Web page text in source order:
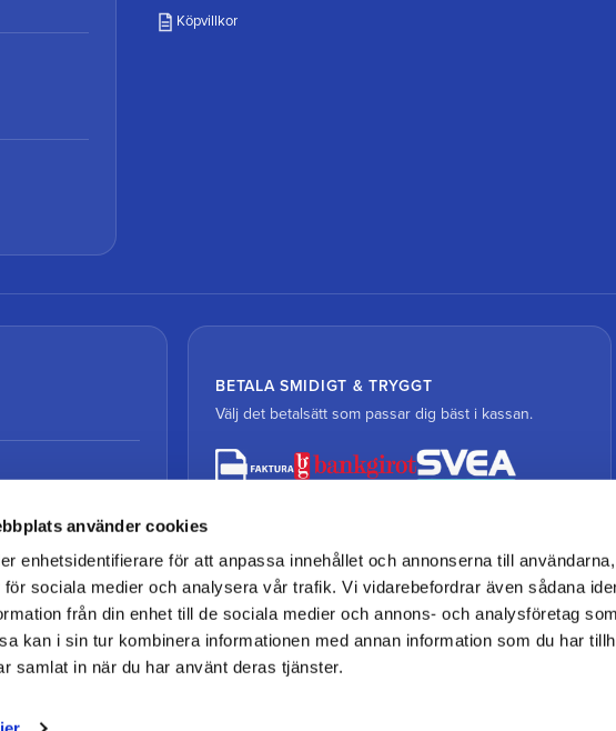
använder cookies
enhetsidentifierare för att anpassa innehållet och annonserna till
för sociala medier och analysera vår trafik. Vi vidarebefordrar även sådana
från din enhet till de sociala medier och annons- och analysföretag
kan i sin tur kombinera informationen med annan information som du har
samlat in när du har använt deras tjänster.
Köpvillkor
BETALA SMIDIGT & TRYGGT
Välj det betalsätt som passar dig bäst i kassan.